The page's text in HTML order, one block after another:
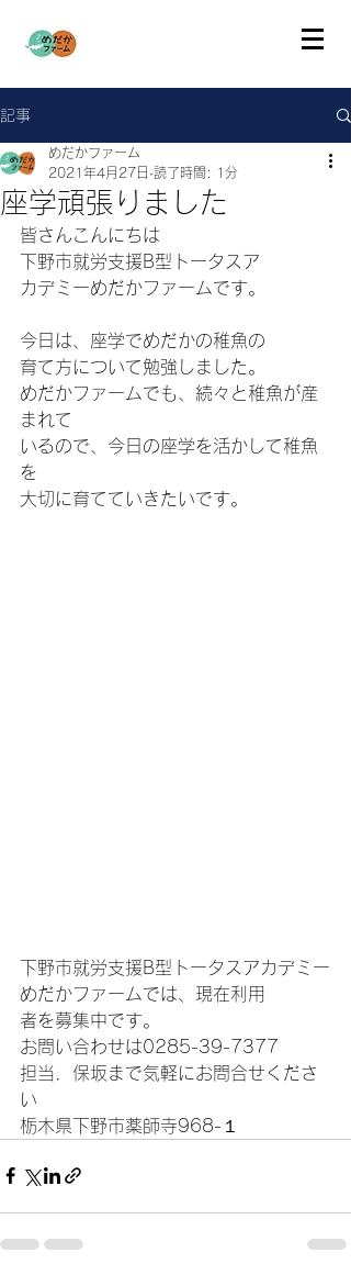
記事
座学頑張りました
めだかファーム
2021年4月27日 読了時間: 1分
皆さんこんにちは
下野市就労支援B型トータスア
カデミーめだかファームです。
今日は、座学でめだかの稚魚の
育て方について勉強しました。
めだかファームでも、続々と稚魚が産
まれて
いるので、今日の座学を活かして稚魚
を
大切に育てていきたいです。
下野市就労支援B型トータスアカデミー
めだかファームでは、現在利用
者を募集中です。
お問い合わせは0285-39-7377
担当．保坂まで気軽にお問合せくださ
い
栃木県下野市薬師寺968-１